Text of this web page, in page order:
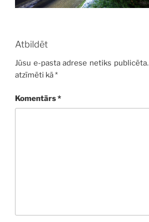
Atbildēt
Jūsu e-pasta adrese netiks publicēta.
atzīmēti kā*
Komentārs*